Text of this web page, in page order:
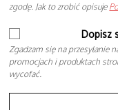
zgodę. Jak to zrobić opisuje
Dopisz
Zgadzam się na przesyłanie
promocjach i produktach
wycofać.